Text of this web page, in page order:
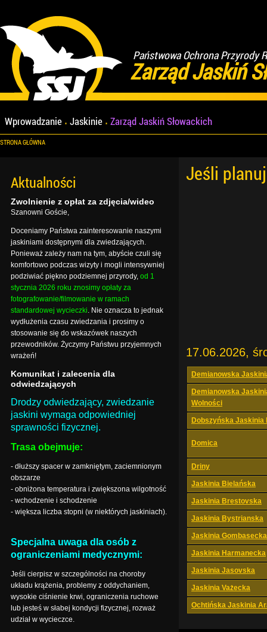
Państwowa Ochrona Przyrody
Zarząd Jaskiń
Wprowadzanie Jaskinie Zarząd Jaskiń Słowackich
STRONA GŁÓWNA
Jeśli
17.06.2026,
Demianowska
Demianowska
Wolności
Dobszyńska Jaskinia
Domica
Driny
Jaskinia Bielańska
Jaskinia Brestovska
Jaskinia Bystrianska
Jaskinia Gombasecka
Jaskinia Harmanecka
Jaskinia Jasovska
Jaskinia Vażecka
Ochtińska Jaskinia
Aktualności
Zwolnienie z opłat za zdjęcia/wideo
Szanowni Goście,
Doceniamy Państwa zainteresowanie naszymi
jaskiniami dostępnymi dla zwiedzających.
Ponieważ zależy nam na tym, abyście czuli się
komfortowo podczas wizyty i mogli intensywniej
podziwiać piękno podziemnej przyrody, od 1
stycznia 2026 roku znosimy opłaty za
fotografowanie/filmowanie w ramach
standardowej wycieczki. Nie oznacza to jednak
wydłużenia czasu zwiedzania i prosimy o
stosowanie się do wskazówek naszych
przewodników. Życzymy Państwu przyjemnych
wrażeń!
Komunikat i zalecenia dla
odwiedzających
Drodzy odwiedzający, zwiedzanie
jaskini wymaga odpowiedniej
sprawności fizycznej.
Trasa obejmuje:
- dłuższy spacer w zamkniętym, zaciemnionym
obszarze
- obniżona temperatura i zwiększona wilgotność
- wchodzenie i schodzenie
- większa liczba stopni (w niektórych jaskiniach).
Specjalna uwaga dla osób z
ograniczeniami medycznymi:
Jeśli cierpisz w szczególności na choroby
układu krążenia, problemy z oddychaniem,
wysokie ciśnienie krwi, ograniczenia ruchowe
lub jesteś w słabej kondycji fizycznej, rozważ
udział w wycieczce.